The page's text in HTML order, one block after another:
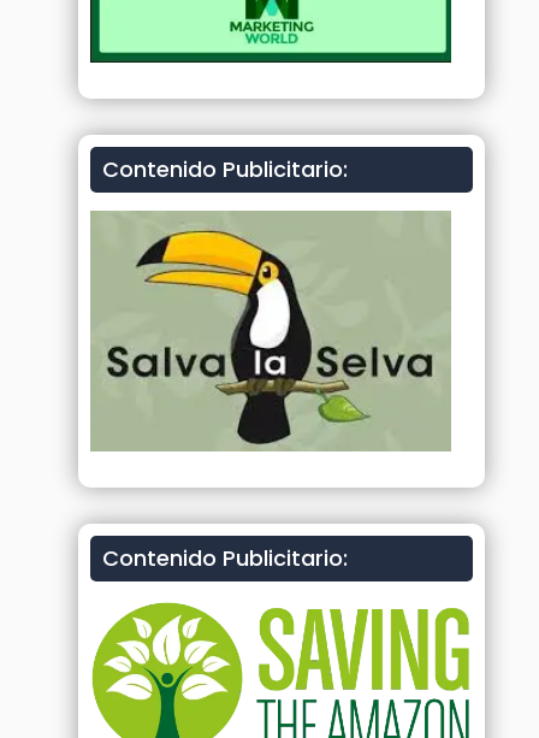
Contenido Publicitario:
Contenido Publicitario: